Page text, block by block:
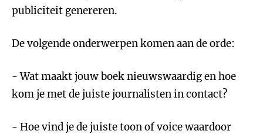
publiciteit genereren.
De volgende onderwerpen komen aan de orde:
- Wat maakt jouw boek nieuwswaardig en hoe
kom je met de juiste journalisten in contact?
- Hoe vind je de juiste toon of voice waardoor